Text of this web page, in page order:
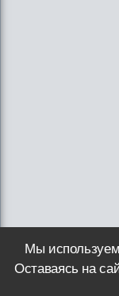
Мы
Оставаясь на